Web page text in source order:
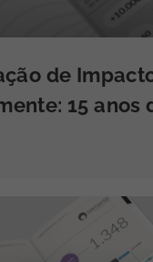
de
15 anos